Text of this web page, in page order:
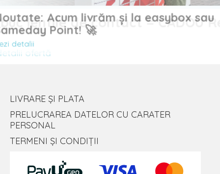
lentile de contact = CADOU
ofertă
Noutate: Acum livrăm și la easybox sau
Sameday Point! 🚀
Vezi detalii
LIVRARE ȘI PLATA
PRELUCRAREA DATELOR CU CARATER
PERSONAL
TERMENI ȘI CONDIȚII